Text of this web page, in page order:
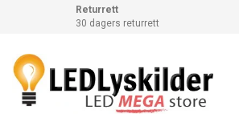
Returrett
30 dagers returrett